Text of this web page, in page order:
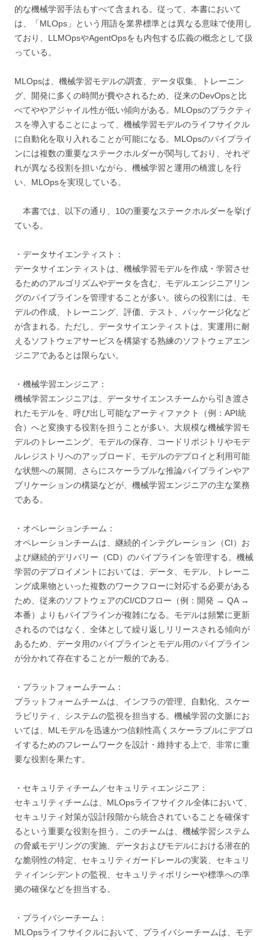
的な機械学習手法もすべて含まれる。従って、本書において
は、「MLOps」という用語を業界標準とは異なる意味で使用し
ており、LLMOpsやAgentOpsをも内包する広義の概念として扱
っている。
MLOpsは、機械学習モデルの調査、データ収集、トレーニン
グ、開発に多くの時間が費やされるため、従来のDevOpsと比
べてややアジャイル性が低い傾向がある。MLOpsのプラクティ
スを導入することによって、機械学習モデルのライフサイクル
に自動化を取り入れることが可能になる。MLOpsのパイプライ
ンには複数の重要なステークホルダーが関与しており、それぞ
れが異なる役割を担いながら、機械学習と運用の橋渡しを行
い、MLOpsを実現している。
本書では、以下の通り、10の重要なステークホルダーを挙げ
ている。
・データサイエンティスト：
データサイエンティストは、機械学習モデルを作成・学習させ
るためのアルゴリズムやデータを含む、モデルエンジニアリン
グのパイプラインを管理することが多い。彼らの役割には、モ
デルの作成、トレーニング、評価、テスト、パッケージ化など
が含まれる。ただし、データサイエンティストは、実運用に耐
えるソフトウェアサービスを構築する熟練のソフトウェアエン
ジニアであるとは限らない。
・機械学習エンジニア：
機械学習エンジニアは、データサイエンスチームから引き渡さ
れたモデルを、呼び出し可能なアーティファクト（例：API統
合）へと変換する役割を担うことが多い。大規模な機械学習モ
デルのトレーニング、モデルの保存、コードリポジトリやモデ
ルレジストリへのアップロード、モデルのデプロイと利用可能
な状態への展開、さらにスケーラブルな推論パイプラインやア
プリケーションの構築などが、機械学習エンジニアの主な業務
である。
・オペレーションチーム：
オペレーションチームは、継続的インテグレーション（CI）お
よび継続的デリバリー（CD）のパイプラインを管理する。機械
学習のデプロイメントにおいては、データ、モデル、トレーニ
ング成果物といった複数のワークフローに対応する必要がある
ため、従来のソフトウェアのCI/CDフロー（例：開発 → QA →
本番）よりもパイプラインが複雑になる。モデルは頻繁に更新
されるのではなく、全体として繰り返しリリースされる傾向が
あるため、データ用のパイプラインとモデル用のパイプライン
が分かれて存在することが一般的である。
・プラットフォームチーム：
プラットフォームチームは、インフラの管理、自動化、スケー
ラビリティ、システムの監視を担当する。機械学習の文脈にお
いては、MLモデルを迅速かつ信頼性高くスケーラブルにデプロ
イするためのフレームワークを設計・維持する上で、非常に重
要な役割を果たす。
・セキュリティチーム／セキュリティエンジニア：
セキュリティチームは、MLOpsライフサイクル全体において、
セキュリティ対策が設計段階から統合されていることを確保す
るという重要な役割を担う。このチームは、機械学習システム
の脅威モデリングの実施、データおよびモデルにおける潜在的
な脆弱性の特定、セキュリティガードレールの実装、セキュリ
ティインシデントの監視、セキュリティポリシーや標準への準
拠の確保などを担当する。
・プライバシーチーム：
MLOpsライフサイクルにおいて、プライバシーチームは、モデ